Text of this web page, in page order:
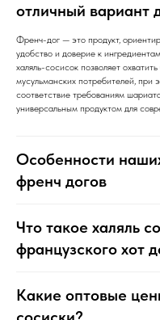
отличный вариант
Френч-дог — это продукт,
удобство и доверие к
халяль-сосисок позволяет
мусульманских потребителей, при
соответствие требованиям
универсальным продуктом для
Особенности
френч догов
Что такое халяль
французского хот
Какие оптовые